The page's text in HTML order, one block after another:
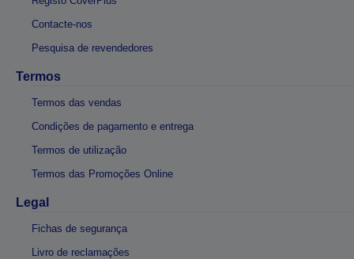
Contacte-nos
Pesquisa de revendedores
Termos
Termos das vendas
Condições de pagamento e entrega
Termos de utilização
Termos das Promoções Online
Legal
Fichas de segurança
Livro de reclamações